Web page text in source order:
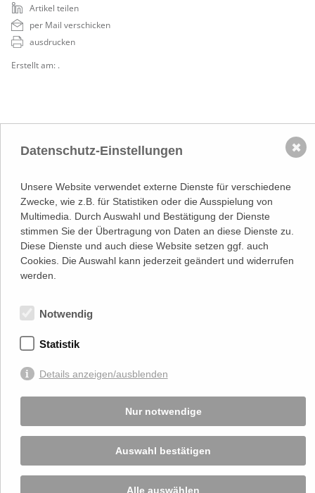
Artikel teilen
per Mail verschicken
ausdrucken
Erstellt am: .
Österreichischer
Wirtschaftsverlag GmbH
Adresse
Lassallestraße 7a, Unit 5, Top 101-
1
1020 Wien
(–>Google Maps)
Von Ihnen bekannt gegebene persönlichen Daten werden zu Marketingzwecken
genutzt und nicht an Dritte weitergegeben. Die T.A.I. übernimmt keine Verantwortung
über Inhalte die durch Verlinkung auf externen Seiten zur Verfügung gestellt werden.
© 2026 T.A.I, Design:Komo Wien, Büro für visuelle Angelegenheiten, Programmierung:
Beast Communications - www.beast.at,Impressum / Disclaimer / Datenschutzerklärung
Datenschutz-Einstellungen
Unsere Website verwendet externe Dienste für verschiedene
Zwecke, wie z.B. für Statistiken oder die Ausspielung von
Multimedia. Durch Auswahl und Bestätigung der Dienste
stimmen Sie der Übertragung von Daten an diese Dienste zu.
Diese Dienste und auch diese Website setzen ggf. auch
Cookies. Die Auswahl kann jederzeit geändert und widerrufen
werden.
Notwendig
Statistik
Details anzeigen/ausblenden
Nur notwendige
Auswahl bestätigen
Alle auswählen
✖